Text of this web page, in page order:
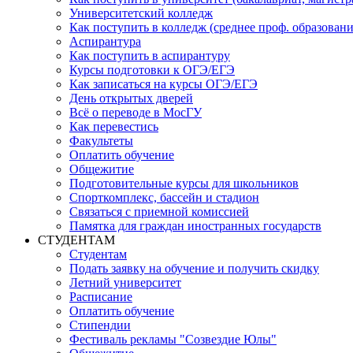
Университетский колледж
Как поступить в колледж (среднее проф.
Аспирантура
Как поступить в аспирантуру
Курсы подготовки к ОГЭ/ЕГЭ
Как записаться на курсы ОГЭ/ЕГЭ
День открытых дверей
Всё о переводе в МосГУ
Как перевестись
Факультеты
Оплатить обучение
Общежитие
Подготовительные курсы для школьников
Спорткомплекс, бассейн и стадион
Связаться с приемной комиссией
Памятка для граждан иностранных государств
СТУДЕНТАМ
Студентам
Подать заявку на обучение и получить скидку
Летний университет
Расписание
Оплатить обучение
Стипендии
Фестиваль рекламы "Созвездие Юлы"